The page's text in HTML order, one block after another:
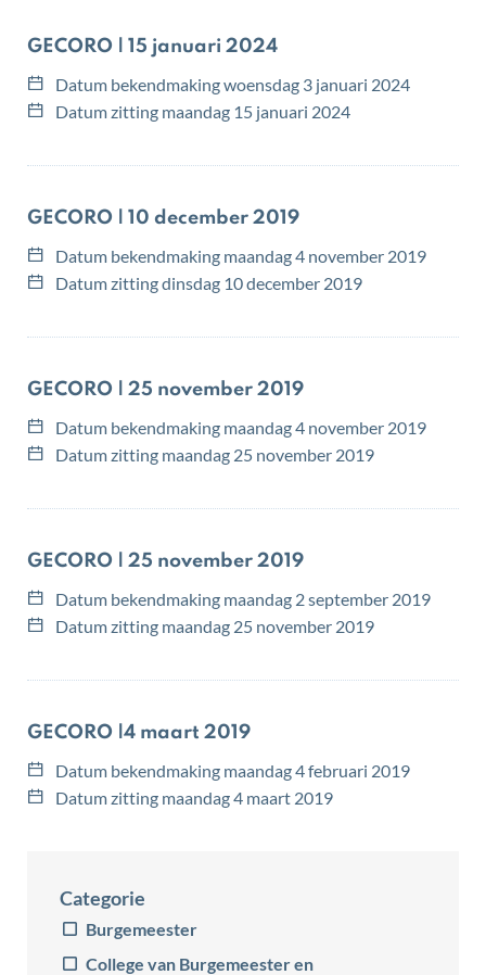
Overzicht
bekendmakingen
GECORO | 15 januari 2024
Datum bekendmakingwoensdag 3 januari 2024
Datum zitting maandag 15 januari 2024
GECORO | 10 december 2019
Datum bekendmaking maandag 4 november 2019
Datum zittingdinsdag 10 december 2019
GECORO | 25 november 2019
Datum bekendmaking maandag 4 november 2019
Datum zitting maandag 25 november 2019
GECORO | 25 november 2019
Datum bekendmaking maandag 2 september 2019
Datum zitting maandag 25 november 2019
GECORO |4 maart 2019
Datum bekendmaking maandag 4 februari 2019
Datum zitting maandag 4 maart 2019
Categorie
Burgemeester
College van Burgemeester en